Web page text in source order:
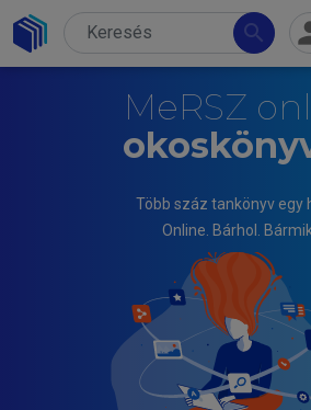
search
MeRSZ
Több száz tankönyv egy
Online. Bárhol.